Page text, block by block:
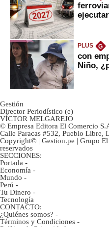
PLUS G
con
Niño,
Gestión
Director Periodístico (e)
VÍCTOR MELGAREJO
© Empresa Editora El Comercio
Calle Paracas #532, Pueblo Libre,
Copyright© | Gestion.pe | Grupo
reservados
SECCIONES:
Portada -
Economía -
Mundo -
Perú -
Tu Dinero -
Tecnología
CONTACTO:
¿Quiénes somos? -
Términos y Condiciones -